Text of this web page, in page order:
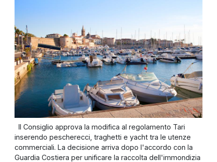
Il Consiglio approva la modifica al regolamento Tari
inserendo pescherecci, traghetti e yacht tra le utenze
commerciali. La decisione arriva dopo l'accordo con la
Guardia Costiera per unificare la raccolta dell'immondizia